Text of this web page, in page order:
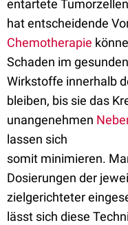
entartete
hat entscheidende
Chemotherapie
Schaden im
Wirkstoffe innerhalb
bleiben, bis sie das
unangenehmen
lassen sich
somit minimieren.
Dosierungen der
zielgerichteter
lässt sich diese